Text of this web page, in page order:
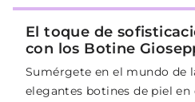
El toque de
con los Botine
Sumérgete en el mundo de
elegantes botines de piel